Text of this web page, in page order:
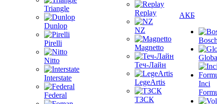
Triangle
Dunlop
Pirelli
Nitto
Interstate
Federal
Replay
NZ
Magnetto
Теч-Лайн
LegeArtis
ТЗСК
АКБ
Inci